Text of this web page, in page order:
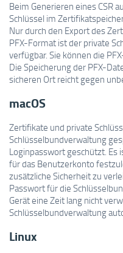
Beim Generieren eines CSR
Schlüssel im
Nur durch den Export des
PFX-Format ist der private
verfügbar. Sie können die
Die Speicherung der PFX-
sicheren Ort reicht gegen
macOS
Zertifikate und private
Schlüsselbundverwaltung
Loginpasswort geschützt. Es
für das Benutzerkonto
zusätzliche Sicherheit zu
Passwort für die
Gerät eine Zeit lang nicht
Schlüsselbundverwaltung
Linux